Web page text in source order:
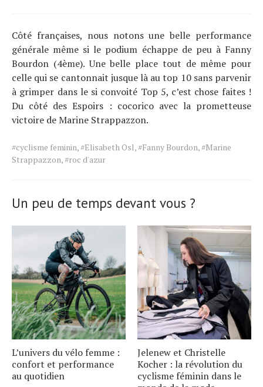
Côté françaises, nous notons une belle performance
générale même si le podium échappe de peu à Fanny
Bourdon (4ème). Une belle place tout de même pour
celle qui se cantonnait jusque là au top 10 sans parvenir
à grimper dans le si convoité Top 5, c’est chose faites !
Du côté des Espoirs : cocorico avec la prometteuse
victoire de Marine Strappazzon.
Tags
for
#cyclisme feminin,#Elisabeth Osl,#Fanny Bourdon,#Marine
Strappazzon,#roc d'azur
Un peu de temps devant vous ?
L’univers du vélo femme :
confort et performance
au quotidien
Jelenew et Christelle
Kocher : la révolution du
cyclisme féminin dans le